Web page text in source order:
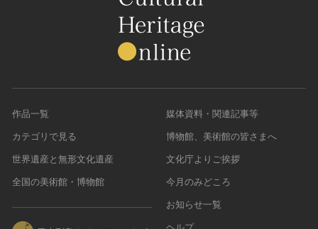
宿場町
港町
農・山村集落
作品一覧
カテゴリで見る
世界遺産と無形文化遺産
全国の美術館・博物館
媒体資料・関連記事等
博物館、美術館の皆さまへ
文化庁よりご挨拶
今月のみどころ
お知らせ一覧